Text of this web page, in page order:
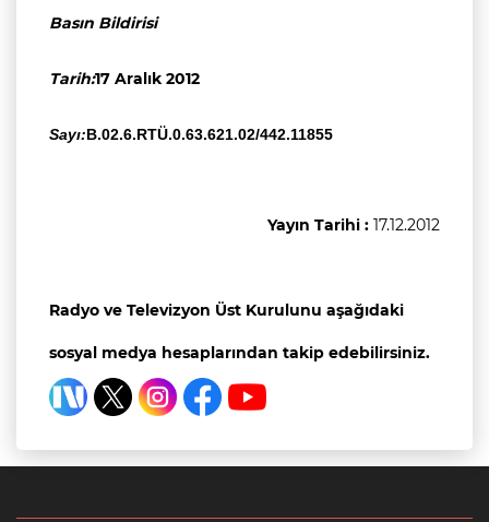
Basın Bildirisi
Tarih:17 Aralık 2012
Sayı:B.02.6.RTÜ.0.63.621.02/442.11855
Yayın Tarihi : 17.12.2012
Radyo ve Televizyon Üst Kurulunu aşağıdaki
sosyal medya hesaplarından takip edebilirsiniz.